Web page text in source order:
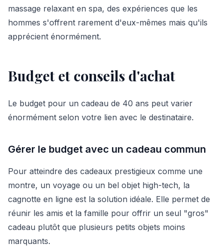
massage relaxant en spa, des expériences que les
hommes s'offrent rarement d'eux-mêmes mais qu'ils
apprécient énormément.
Budget et conseils d'achat
Le budget pour un cadeau de 40 ans peut varier
énormément selon votre lien avec le destinataire.
Gérer le budget avec un cadeau commun
Pour atteindre des cadeaux prestigieux comme une
montre, un voyage ou un bel objet high-tech, la
cagnotte en ligne est la solution idéale. Elle permet de
réunir les amis et la famille pour offrir un seul "gros"
cadeau plutôt que plusieurs petits objets moins
marquants.